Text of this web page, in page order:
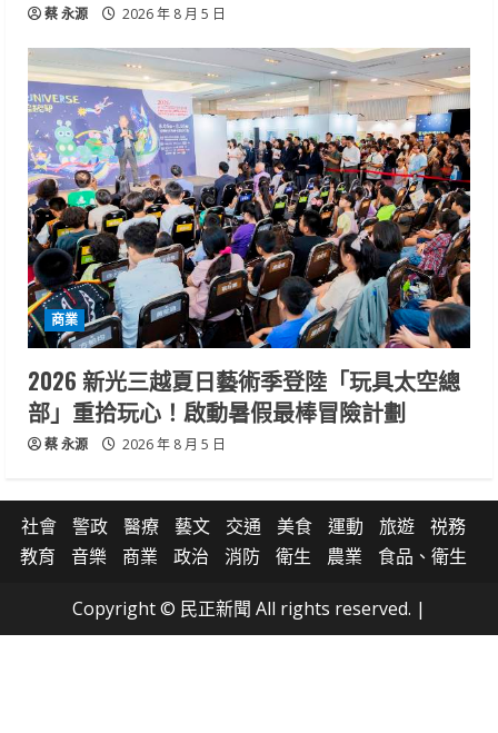
蔡 永源 2026 年 8 月 5 日
商業
2026 新光三越夏日藝術季登陸「玩具太空總
部」重拾玩心！啟動暑假最棒冒險計劃
蔡 永源 2026 年 8 月 5 日
社會 警政 醫療 藝文 交通 美食 運動 旅遊
祱務
教育
音樂 商業 政治 消防 衛生 農業 食品、衛生
Copyright © 民正新聞 All rights reserved. |